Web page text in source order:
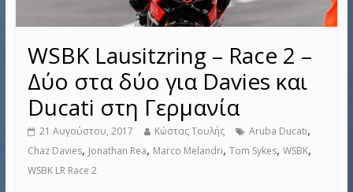
WSBK Lausitzring – Race 2 –
Δύο στα δύο για Davies και
Ducati στη Γερμανία
21 Αυγούστου, 2017 Κώστας Τουλής Aruba Ducati,
Chaz Davies, Jonathan Rea, Marco Melandri, Tom Sykes, WSBK,
WSBK LR Race 2